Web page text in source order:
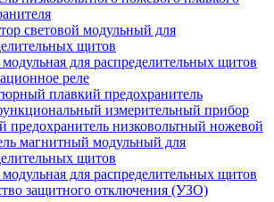
световой модульный для
щитов
для распределительных щитов
реле
плавкий предохранитель
измерительный прибор
предохранитель низковольтный ножевой
магнитный модульный для
щитов
модульная для распределительных щитов
защитного отключения (УЗО)